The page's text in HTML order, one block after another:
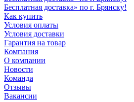
Бесплатная доставка» по г. Брянску!
Как купить
Условия оплаты
Условия доставки
Гарантия на товар
Компания
О компании
Новости
Команда
Отзывы
Вакансии